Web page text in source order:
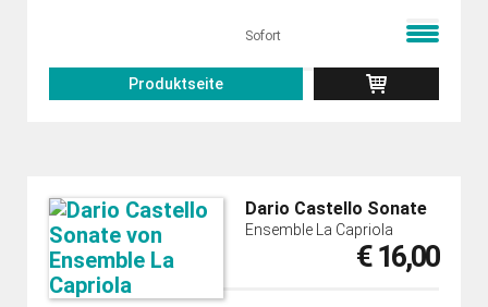
Sofort
Produktseite
Dario Castello Sonate
Ensemble La Capriola
€ 16,00